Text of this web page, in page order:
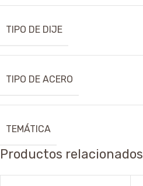
TIPO DE DIJE
TIPO DE ACERO
TEMÁTICA
Productos relacionados